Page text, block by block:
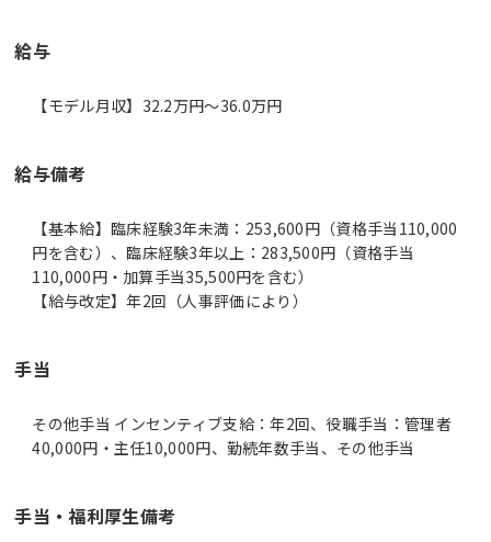
給与
【モデル月収】32.2万円〜36.0万円
給与備考
【基本給】臨床経験3年未満：253,600円（資格手当110,000
円を含む）、臨床経験3年以上：283,500円（資格手当
110,000円・加算手当35,500円を含む）
【給与改定】年2回（人事評価により）
手当
その他手当 インセンティブ支給：年2回、役職手当：管理者
40,000円・主任10,000円、勤続年数手当、その他手当
手当・福利厚生備考